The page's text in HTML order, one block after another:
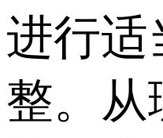
进行适
整。从